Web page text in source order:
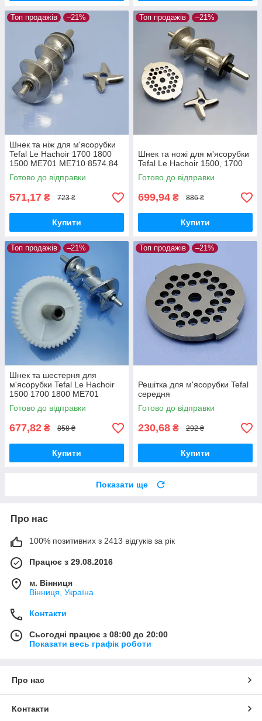
Топ продажів –21%
Шнек та ніж для м'ясорубки
Tefal Le Hachoir 1700 1800
1500 ME701 ME710 8574.84
ME700188 8574.88
ME701188 ME71083E
Готово до відправки
571,17 ₴ 723 ₴
Купити
Топ продажів –21%
Шнек та ножі для м'ясорубки
Tefal Le Hachoir 1500, 1700
Готово до відправки
699,94 ₴ 886 ₴
Купити
Топ продажів –21%
Шнек та шестерня для
м'ясорубки Tefal Le Hachoir
1500 1700 1800 ME701
ME710 8574.84 ME700188
8574.88 ME701188
ME71083E
Готово до відправки
677,82 ₴ 858 ₴
Купити
Топ продажів –21%
Решітка для м'ясорубки Tefal
середня
Готово до відправки
230,68 ₴ 292 ₴
Купити
Показати ще
Про нас
100% позитивних з 2413 відгуків за рік
Працює з 29.08.2016
м. Вінниця
Вінниця, Україна
Контакти
Сьогодні працює з 08:00 до 20:00
Показати весь графік роботи
Про нас
Контакти